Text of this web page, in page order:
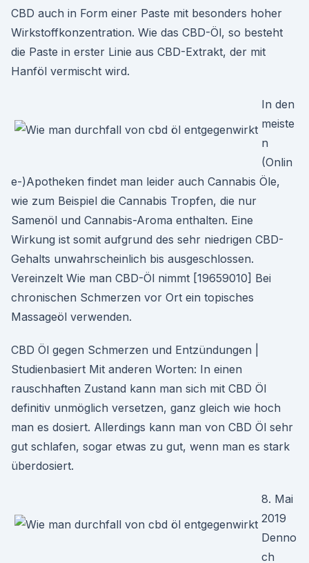
CBD auch in Form einer Paste mit besonders hoher
Wirkstoffkonzentration. Wie das CBD-Öl, so besteht
die Paste in erster Linie aus CBD-Extrakt, der mit
Hanföl vermischt wird.
In den
meiste
n
(Onlin
e-)Apotheken findet man leider auch Cannabis Öle,
wie zum Beispiel die Cannabis Tropfen, die nur
Samenöl und Cannabis-Aroma enthalten. Eine
Wirkung ist somit aufgrund des sehr niedrigen CBD-
Gehalts unwahrscheinlich bis ausgeschlossen.
Vereinzelt Wie man CBD-Öl nimmt [19659010] Bei
chronischen Schmerzen vor Ort ein topisches
Massageöl verwenden.
CBD Öl gegen Schmerzen und Entzündungen |
Studienbasiert Mit anderen Worten: In einen
rauschhaften Zustand kann man sich mit CBD Öl
definitiv unmöglich versetzen, ganz gleich wie hoch
man es dosiert. Allerdings kann man von CBD Öl sehr
gut schlafen, sogar etwas zu gut, wenn man es stark
überdosiert.
8. Mai
2019
Denno
ch